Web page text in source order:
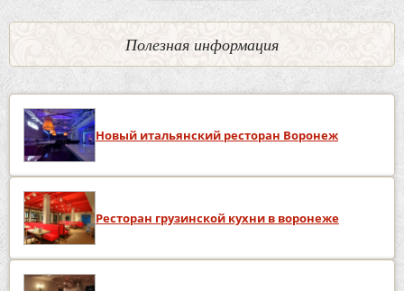
Полезная информация
Новый итальянский ресторан Воронеж
Ресторан грузинской кухни в воронеже